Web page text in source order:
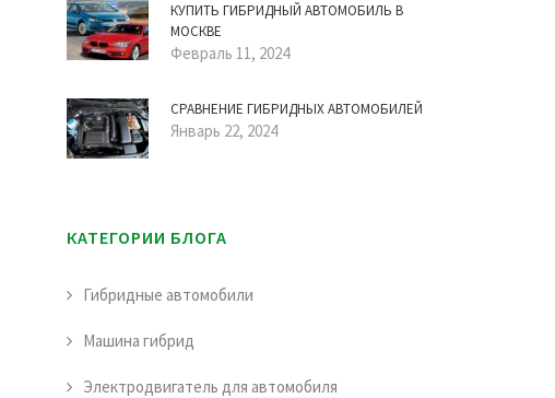
КУПИТЬ ГИБРИДНЫЙ АВТОМОБИЛЬ В
МОСКВЕ
Февраль 11, 2024
СРАВНЕНИЕ ГИБРИДНЫХ АВТОМОБИЛЕЙ
Январь 22, 2024
КАТЕГОРИИ БЛОГА
Гибридные автомобили
Машина гибрид
Электродвигатель для автомобиля